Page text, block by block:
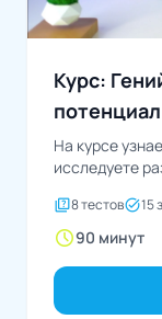
Курс:
потенциал
На курсе
исследуете
quiz8 тестовtask_alt15
schedule90 минут